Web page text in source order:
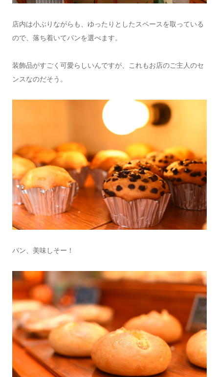
店内は小ぶりながらも、ゆったりとしたスペースを取っている
ので、落ち着いてパンを選べます。
装飾品がすごく可愛らしいんですが、これもお店のご主人のセ
ンスなのだそう。
パン、美味しそー！